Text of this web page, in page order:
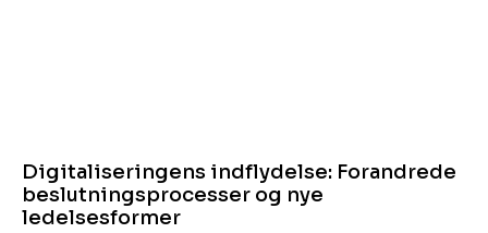
Digitaliseringens indflydelse: Forandrede
beslutningsprocesser og nye
ledelsesformer